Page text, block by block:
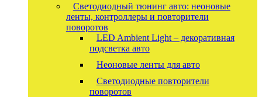
Светодиодный тюнинг авто: неоновые
ленты, контроллеры и повторители
поворотов
LED Ambient Light – декоративная
подсветка авто
Неоновые ленты для авто
Светодиодные повторители
поворотов